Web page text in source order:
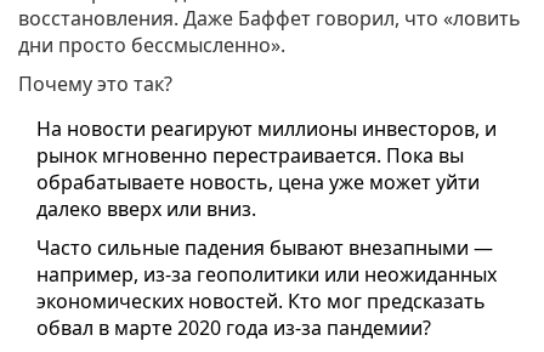
восстановления. Даже Баффет говорил, что «ловить
дни просто бессмысленно».
Почему это так?
На новости реагируют миллионы инвесторов, и
рынок мгновенно перестраивается. Пока вы
обрабатываете новость, цена уже может уйти
далеко вверх или вниз.
Часто сильные падения бывают внезапными —
например, из-за геополитики или неожиданных
экономических новостей. Кто мог предсказать
обвал в марте 2020 года из-за пандемии?